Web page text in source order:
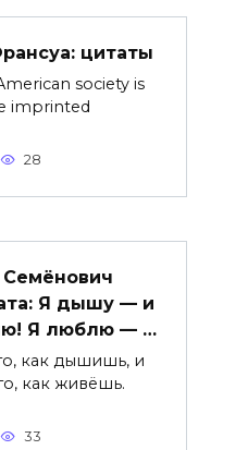
цитаты
society is
imprinted
28
Я дышу — и
Я люблю — …
как дышишь, и
как живёшь.
33